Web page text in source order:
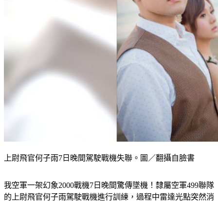
上尉飛官何子雨7日晚間駕駛戰機失聯。圖／翻攝自臉書
我空軍一架幻象2000戰機7日晚間驚傳墜機！隸屬空軍499聯隊
的上尉飛官何子雨駕駛戰機進行訓練，過程中雷達光點突然消